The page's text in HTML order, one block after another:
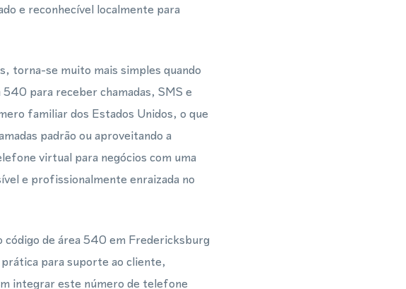
e reconhecível localmente para
torna-se muito mais simples quando
para receber chamadas, SMS e
familiar dos Estados Unidos, o que
padrão ou aproveitando a
virtual para negócios com uma
e profissionalmente enraizada no
de área 540 em Fredericksburg
para suporte ao cliente,
integrar este número de telefone